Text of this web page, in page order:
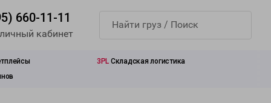
660-11-11
кабинет
3PL Складская логистика